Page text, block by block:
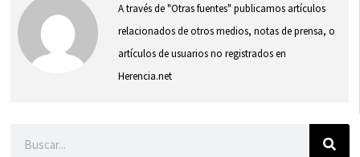
A través de "Otras fuentes" publicamos artículos
relacionados de otros medios, notas de prensa, o
artículos de usuarios no registrados en
Herencia.net